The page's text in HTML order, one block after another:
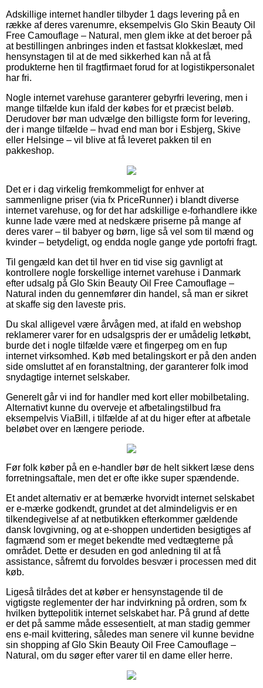
Adskillige internet handler tilbyder 1 dags levering på en
række af deres varenumre, eksempelvis Glo Skin Beauty Oil
Free Camouflage – Natural, men glem ikke at det beroer på
at bestillingen anbringes inden et fastsat klokkeslæt, med
hensynstagen til at de med sikkerhed kan nå at få
produkterne hen til fragtfirmaet forud for at logistikpersonalet
har fri.
Nogle internet varehuse garanterer gebyrfri levering, men i
mange tilfælde kun ifald der købes for et præcist beløb.
Derudover bør man udvælge den billigste form for levering,
der i mange tilfælde – hvad end man bor i Esbjerg, Skive
eller Helsinge – vil blive at få leveret pakken til en
pakkeshop.
Det er i dag virkelig fremkommeligt for enhver at
sammenligne priser (via fx PriceRunner) i blandt diverse
internet varehuse, og for det har adskillige e-forhandlere ikke
kunne lade være med at nedskære priserne på mange af
deres varer – til babyer og børn, lige så vel som til mænd og
kvinder – betydeligt, og endda nogle gange yde portofri fragt.
Til gengæld kan det til hver en tid vise sig gavnligt at
kontrollere nogle forskellige internet varehuse i Danmark
efter udsalg på Glo Skin Beauty Oil Free Camouflage –
Natural inden du gennemfører din handel, så man er sikret
at skaffe sig den laveste pris.
Du skal alligevel være årvågen med, at ifald en webshop
reklamerer varer for en udsalgspris der er umådelig letkøbt,
burde det i nogle tilfælde være et fingerpeg om en fup
internet virksomhed. Køb med betalingskort er på den anden
side omsluttet af en foranstaltning, der garanterer folk imod
snydagtige internet selskaber.
Generelt går vi ind for handler med kort eller mobilbetaling.
Alternativt kunne du overveje et afbetalingstilbud fra
eksempelvis ViaBill, i tilfælde af at du higer efter at afbetale
beløbet over en længere periode.
Før folk køber på en e-handler bør de helt sikkert læse dens
forretningsaftale, men det er ofte ikke super spændende.
Et andet alternativ er at bemærke hvorvidt internet selskabet
er e-mærke godkendt, grundet at det almindeligvis er en
tilkendegivelse af at netbutikken efterkommer gældende
dansk lovgivning, og at e-shoppen undertiden besigtiges af
fagmænd som er meget bekendte med vedtægterne på
området. Dette er desuden en god anledning til at få
assistance, såfremt du forvoldes besvær i processen med dit
køb.
Ligeså tilrådes det at køber er hensynstagende til de
vigtigste reglementer der har indvirkning på ordren, som fx
hvilken byttepolitik internet selskabet har. På grund af dette
er det på samme måde essesentielt, at man stadig gemmer
ens e-mail kvittering, således man senere vil kunne bevidne
sin shopping af Glo Skin Beauty Oil Free Camouflage –
Natural, om du søger efter varer til en dame eller herre.